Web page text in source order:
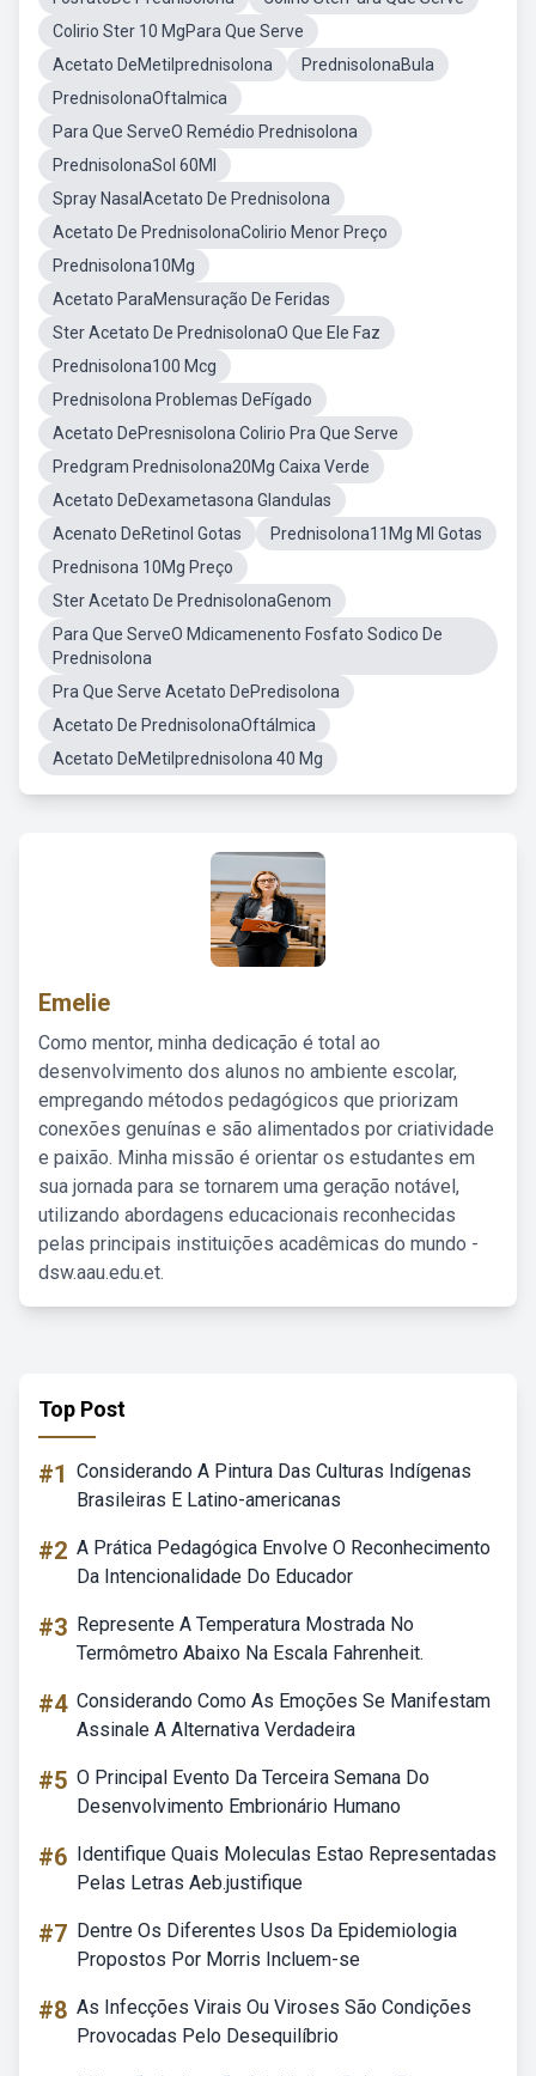
Colirio Ster 10 MgPara Que Serve
Acetato DeMetilprednisolona
PrednisolonaBula
PrednisolonaOftalmica
Para Que ServeO Remédio Prednisolona
PrednisolonaSol 60Ml
Spray NasalAcetato De Prednisolona
Acetato De PrednisolonaColirio Menor Preço
Prednisolona10Mg
Acetato ParaMensuração De Feridas
Ster Acetato De PrednisolonaO Que Ele Faz
Prednisolona100 Mcg
Prednisolona Problemas DeFígado
Acetato DePresnisolona Colirio Pra Que Serve
Predgram Prednisolona20Mg Caixa Verde
Acetato DeDexametasona Glandulas
Acenato DeRetinol Gotas
Prednisolona11Mg Ml Gotas
Prednisona 10Mg Preço
Ster Acetato De PrednisolonaGenom
Para Que ServeO Mdicamenento Fosfato Sodico De
Prednisolona
Pra Que Serve Acetato DePredisolona
Acetato De PrednisolonaOftálmica
Acetato DeMetilprednisolona 40 Mg
Emelie
Como mentor, minha dedicação é total ao
desenvolvimento dos alunos no ambiente escolar,
empregando métodos pedagógicos que priorizam
conexões genuínas e são alimentados por criatividade
e paixão. Minha missão é orientar os estudantes em
sua jornada para se tornarem uma geração notável,
utilizando abordagens educacionais reconhecidas
pelas principais instituições acadêmicas do mundo -
dsw.aau.edu.et.
Top Post
#1 Considerando A Pintura Das Culturas Indígenas
Brasileiras E Latino-americanas
#2 A Prática Pedagógica Envolve O Reconhecimento
Da Intencionalidade Do Educador
#3 Represente A Temperatura Mostrada No
Termômetro Abaixo Na Escala Fahrenheit.
#4 Considerando Como As Emoções Se Manifestam
Assinale A Alternativa Verdadeira
#5 O Principal Evento Da Terceira Semana Do
Desenvolvimento Embrionário Humano
#6 Identifique Quais Moleculas Estao Representadas
Pelas Letras Aeb.justifique
#7 Dentre Os Diferentes Usos Da Epidemiologia
Propostos Por Morris Incluem-se
#8 As Infecções Virais Ou Viroses São Condições
Provocadas Pelo Desequilíbrio